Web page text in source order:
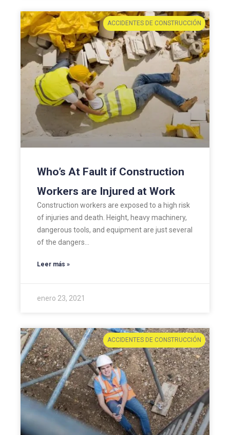
ACCIDENTES DE CONSTRUCCIÓN
Who’s At Fault if Construction
Workers are Injured at Work
Construction workers are exposed to a high risk
of injuries and death. Height, heavy machinery,
dangerous tools, and equipment are just several
of the dangers…
Leer más »
enero 23, 2021
ACCIDENTES DE CONSTRUCCIÓN